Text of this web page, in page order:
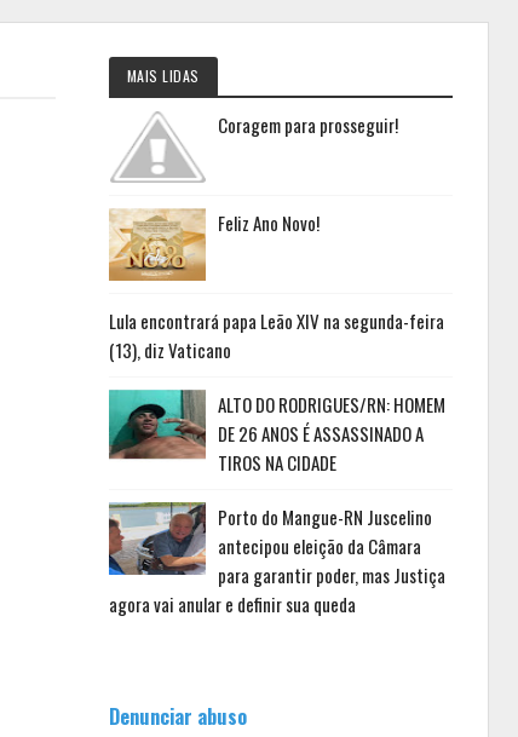
MAIS LIDAS
Coragem para prosseguir!
Feliz Ano Novo!
Lula encontrará papa Leão XIV na segunda-feira
(13), diz Vaticano
ALTO DO RODRIGUES/RN: HOMEM
DE 26 ANOS É ASSASSINADO A
TIROS NA CIDADE
Porto do Mangue-RN Juscelino
antecipou eleição da Câmara
para garantir poder, mas Justiça
agora vai anular e definir sua queda
Denunciar abuso